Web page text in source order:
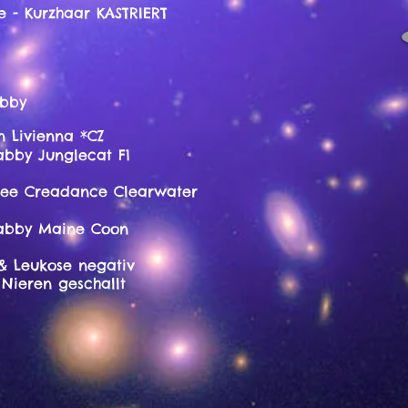
KASTRIERT
*CZ
F1
Clearwater
Coon
negativ
geschallt